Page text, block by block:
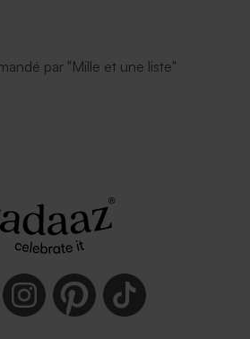
par "Mille et une liste"